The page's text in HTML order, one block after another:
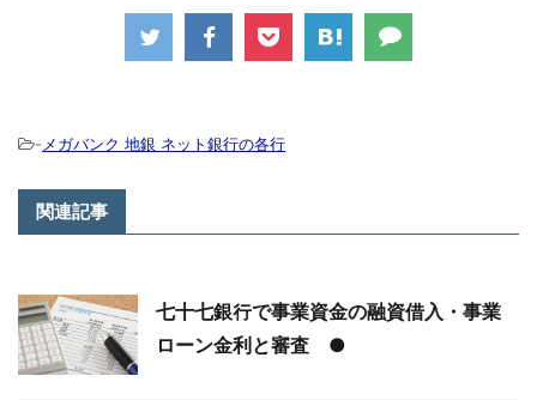
- メガバンク 地銀 ネット銀行の各行
関連記事
七十七銀行で事業資金の融資借入・事業
ローン金利と審査 ●